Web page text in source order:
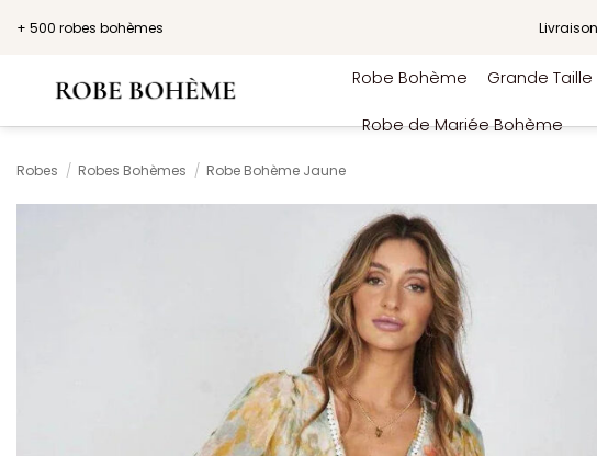
+ 500 robes bohèmes
Robe Bohème Grande Taille
Robe de Mariée Bohème
Robes / Robes Bohèmes / Robe Bohème Jaune